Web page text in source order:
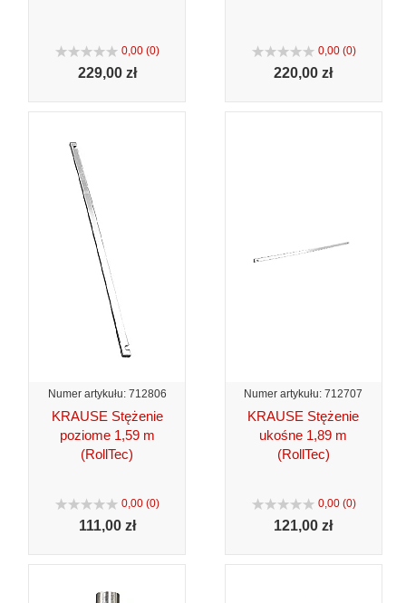
0,00 (0)
229,00 zł
0,00 (0)
220,00 zł
Numer artykułu: 712806
KRAUSE Stężenie
poziome 1,59 m
(RollTec)
0,00 (0)
111,00 zł
Numer artykułu: 712707
KRAUSE Stężenie
ukośne 1,89 m
(RollTec)
0,00 (0)
121,00 zł